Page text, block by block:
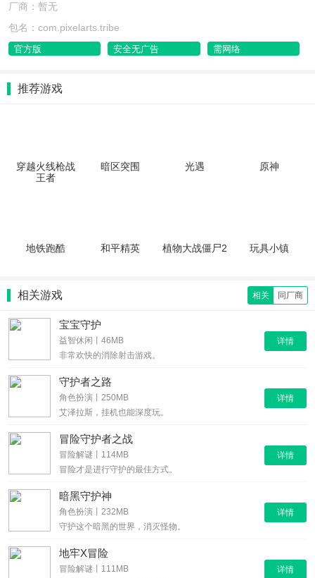
厂商：暂无
包名：com.pixelarts.tribe
官方版 安全无广告 需网络
推荐游戏
穿越火线枪战
王者
暗区突围 光遇 原神
地铁跑酷 和平精英 植物大战僵尸2 玩具小镇
相关游戏 相关 同厂商
详情
宝宝守护
益智休闲丨46MB
非常欢快的消除射击游戏。
详情
守护者之路
角色扮演丨250MB
艾泽拉斯，挂机也能深度玩。
详情
冒险守护者之战
冒险解谜丨114MB
冒险才是进行守护的最佳方式。
详情
暗黑守护神
角色扮演丨232MB
守护这个暗黑的世界，消灭怪物。
详情
地牢X冒险
冒险解谜丨111MB